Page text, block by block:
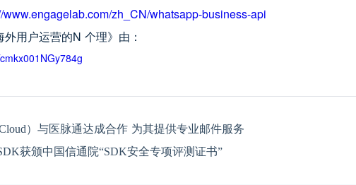
www.engagelab.com/zh_CN/whatsapp-business-api
用户运营的N 个理》 由：
）与医脉通达成合作 为其提供专业邮件服务
获颁中国信通院“SDK安全专项评测证书”